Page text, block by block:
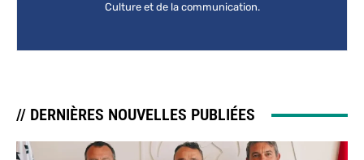
Culture et de la communication.
// DERNIÈRES NOUVELLES PUBLIÉES